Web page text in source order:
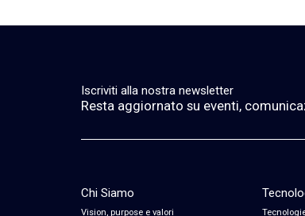
Iscriviti alla nostra newsletter
Resta aggiornato su eventi,
Chi Siamo
Vision, purpose e valori